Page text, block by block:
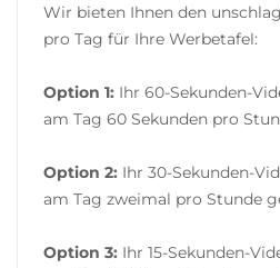
Wir bieten Ihnen den
pro Tag für Ihre Werbetafel:
Option 1: Ihr 60-Sekunden-
am Tag 60 Sekunden pro
Option 2: Ihr 30-Sekunden-
am Tag zweimal pro Stunde
Option 3: Ihr 15-Sekunden-